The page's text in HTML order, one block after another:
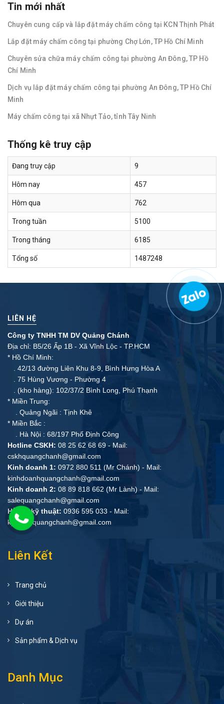
Tin mới nhất
Chuyên cung cấp và lắp đặt máy chấm công tại KCN Thịnh Phát
Lắp đặt máy chấm công tại phường Chợ Lớn, TP Hồ Chí Minh
Chuyên sửa chữa máy chấm công tại phường An Đông, TP Hồ
Chí Minh
Dịch vụ lắp đặt máy chấm công tại phường An Đông, TP Hồ Chí
Minh
Máy chấm công tại xã Nhựt Tảo, tỉnh Tây Ninh
Thống kê truy cập
Đang truy cập 9
Hôm nay 457
Hôm qua 762
Trong tuần 5100
Trong tháng 6185
Tổng số 1487248
LIÊN HỆ
Công ty TNHH TM DV Quảng Chánh
Địa chỉ: B5/26 Ấp 1B - Xã Vĩnh Lộc - TP.HCM
* Hồ Chí Minh:
. 42/13 đường Liên Khu 8-9, Bình Hưng Hòa A
. 75 Hùng Vương - Phường 4
. (kho hàng): 102/37/2 Bình Long, Phú Thạnh
* Miền Trung:
. Quảng Ngãi : Tịnh Khê
* Miền Bắc :
. Hà Nội : 68/197 Phố Định Công
Hotline CSKH: 08 25 62 68 69 - Mail:
cskhquangchanh@gmail.com
Kinh doanh 1: 0972 880 511 (Mr Chánh) - Mail:
kinhdoanhquangchanh@gmail.com
Kinh doanh 2: 08 89 818 662 (Mr Lành) - Mail:
salequangchanh@gmail.com
Hỗ trợ kỹ thuật: 0936 595 033 - Mail:
kythuat.quangchanh@gmail.com
Liên Kết
Trang chủ
Giới thiệu
Dự án
Sản phẩm & Dịch vụ
Danh Mục